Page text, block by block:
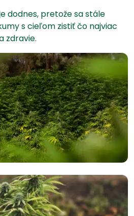
dodnes, pretože sa stále
s cieľom zistiť čo najviac
zdravie.